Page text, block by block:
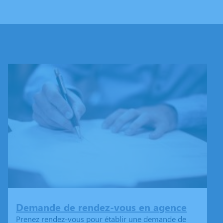
Demande de rendez-vous en agence
Prenez rendez-vous pour établir une demande de